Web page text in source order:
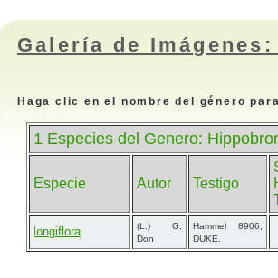
Galería de
Haga clic en el nombre del género
1 Especies del Genero:
Especie Autor Testigo
longiflora
(L.) G.
Don
Hammel 8906,
DUKE.